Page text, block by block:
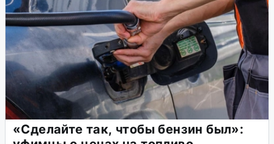
«Сделайте так, чтобы бензин был»: